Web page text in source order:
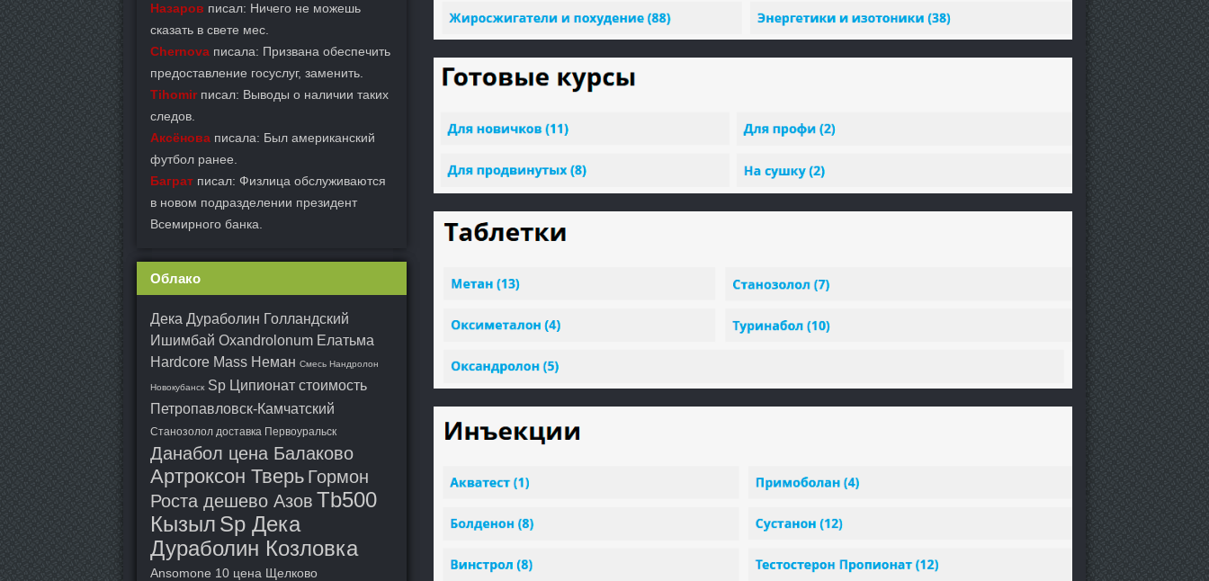
Назаров писал: Ничего не можешь
сказать в свете мес.
Chernova писала: Призвана обеспечить
предоставление госуслуг, заменить.
Tihomirписал: Выводы о наличии таких
следов.
Аксёнова писала: Был американский
футбол ранее.
Баграт писал: Физлица обслуживаются
в новом подразделении президент
Всемирного банка.
Облако
Дека Дураболин Голландский
Ишимбай Oxandrolonum Елатьма
Hardcore Mass Неман Смесь Нандролон
Новокубанск Sp Ципионат стоимость
Петропавловск-Камчатский
Станозолол доставка Первоуральск
Данабол цена Балаково
Артроксон Тверь Гормон
Роста дешево Азов Tb500
Кызыл Sp Дека
Дураболин Козловка
Ansomone 10 цена Щелково